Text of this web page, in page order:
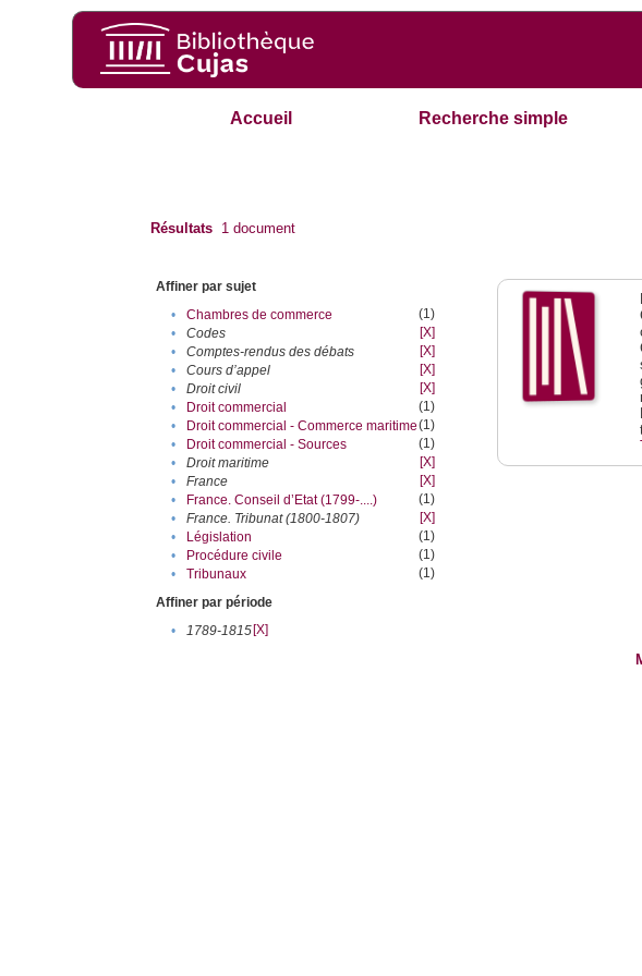
Accueil Recherche simple
Résultats 1 document
Affiner par sujet
•
Chambres de commerce
(1)
•
Codes
[X]
•
Comptes-rendus des débats
[X]
•
Cours d’appel
[X]
•
Droit civil
[X]
•
Droit commercial
(1)
•
Droit commercial - Commerce maritime(1)
•
Droit commercial - Sources
(1)
•
Droit maritime
[X]
•
France
[X]
•
France. Conseil d’Etat (1799-....)
(1)
•
France. Tribunat (1800-1807)
[X]
•
Législation
(1)
•
Procédure civile
(1)
•
Tribunaux
(1)
Affiner par période
•
1789-1815[X]